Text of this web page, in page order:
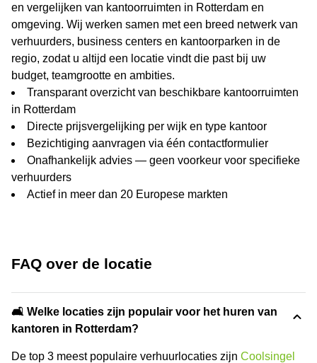
en vergelijken van kantoorruimten in Rotterdam en
omgeving. Wij werken samen met een breed netwerk van
verhuurders, business centers en kantoorparken in de
regio, zodat u altijd een locatie vindt die past bij uw
budget, teamgrootte en ambities.
Transparant overzicht van beschikbare kantoorruimten
in Rotterdam
Directe prijsvergelijking per wijk en type kantoor
Bezichtiging aanvragen via één contactformulier
Onafhankelijk advies — geen voorkeur voor specifieke
verhuurders
Actief in meer dan 20 Europese markten
FAQ over de locatie
🛋️ Welke locaties zijn populair voor het huren van
kantoren in Rotterdam?
De top 3 meest populaire verhuurlocaties zijn Coolsingel